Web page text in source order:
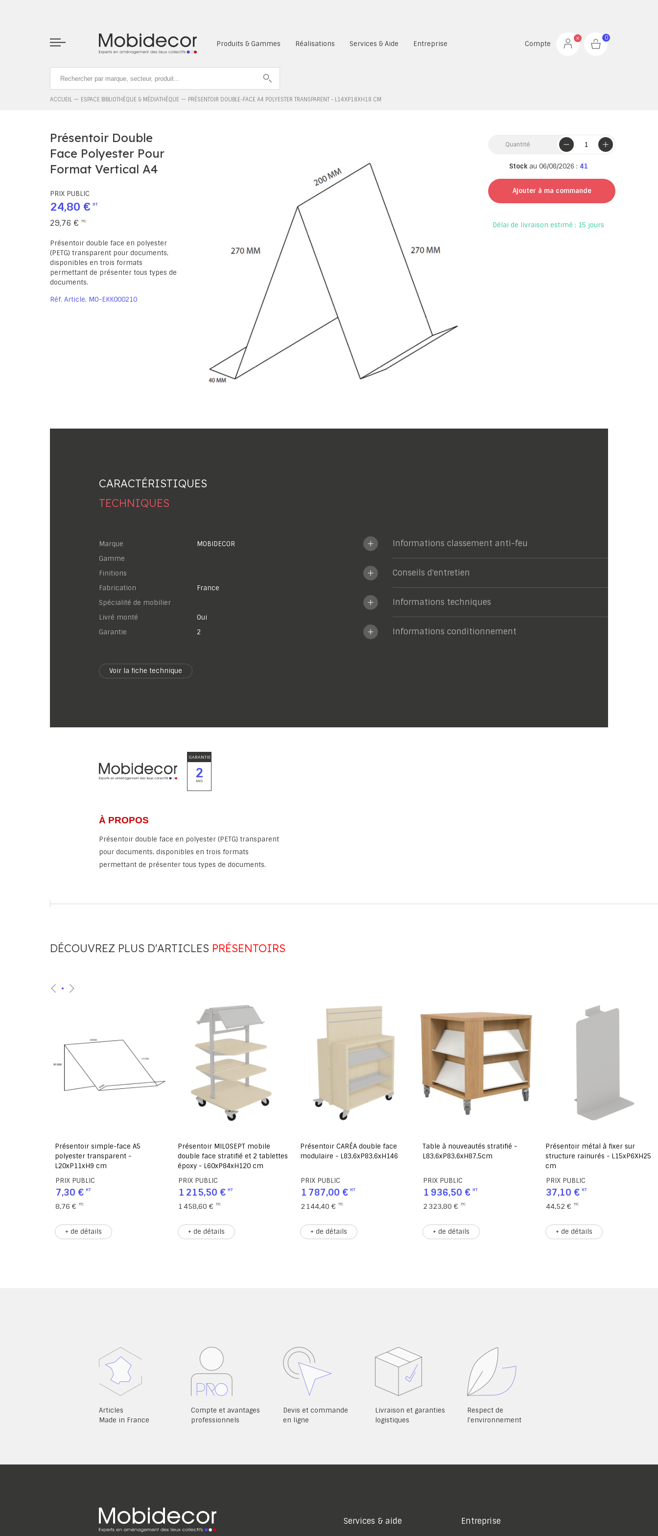
Produits & Gammes Réalisations Services & Aide Entreprise Compte
0
ACCUEIL ESPACE BIBLIOTHÈQUE & MÉDIATHÈQUE PRÉSENTOIR DOUBLE-FACE A4 POLYESTER TRANSPARENT - L14XP18XH18 CM
Présentoir Double
Face Polyester Pour
Format Vertical A4
PRIX PUBLIC
24,80 €
29,76 €
Présentoir double face en polyester
(PETG) transparent pour documents,
disponibles en trois formats
permettant de présenter tous types de
documents.
Réf. Article MO-EKK000210
Quantité
Stockau 06/08/2026 : 41
Ajouter à ma commande
Délai de livraison estimé : 15 jours
CARACTÉRISTIQUES
TECHNIQUES
Marque
MOBIDECOR
Gamme
Finitions
Fabrication
France
Spécialité de mobilier
Livré monté
Oui
garantie
2
Voir la fiche technique
Informations classement anti-feu
Conseils d'entretien
Informations techniques
Informations conditionnement
GARANTIE
2
ANS
À PROPOS
Présentoir double face en polyester (PETG) transparent
pour documents, disponibles en trois formats
permettant de présenter tous types de documents.
DÉCOUVREZ PLUS D'ARTICLES PRÉSENTOIRS
Présentoir simple-face A5
polyester transparent -
L20xP11xH9 cm
PRIX PUBLIC
7,30 €
8,76 €
+ de détails
Présentoir MILOSEPT mobile
double face stratifié et 2 tablettes
époxy - L60xP84xH120 cm
PRIX PUBLIC
1 215,50 €
1 458,60 €
+ de détails
Présentoir CARÉA double face
modulaire - L83,6xP83,6xH146
PRIX PUBLIC
1 787,00 €
2 144,40 €
+ de détails
Table à nouveautés stratifié -
L83,6xP83,6xH87,5cm
PRIX PUBLIC
1 936,50 €
2 323,80 €
+ de détails
Présentoir métal à fixer sur
structure rainurés - L15xP6XH25
cm
PRIX PUBLIC
37,10 €
44,52 €
+ de détails
Articles
Made in France
Compte et avantages
professionnels
Devis et commande
en ligne
Livraison et garanties
logistiques
Respect de
l'environnement
Services & aide Entreprise